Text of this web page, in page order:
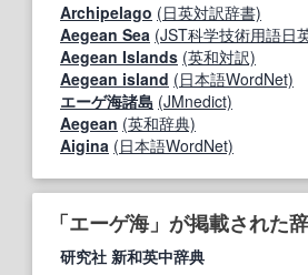
Archipelago (日英対訳辞書)
Aegean Sea (JST科学技術用語日
Aegean Islands (英和対訳)
Aegean island (日本語WordNet)
エーゲ海諸島 (JMnedict)
Aegean (英和辞典)
Aigina (日本語WordNet)
「エーゲ海」が掲載された
研究社 新和英中辞典